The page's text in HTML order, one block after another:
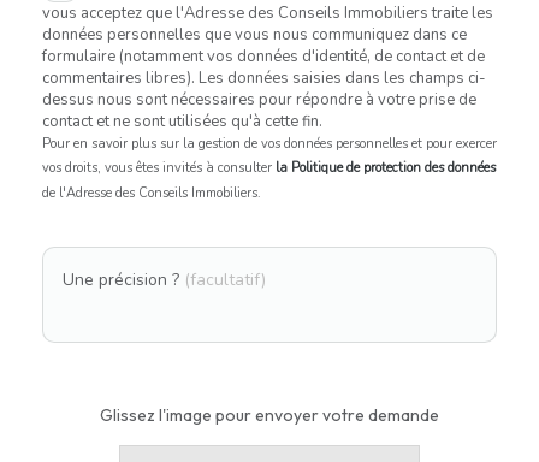
vous acceptez que l'Adresse des Conseils Immobiliers traite les
données personnelles que vous nous communiquez dans ce
formulaire (notamment vos données d'identité, de contact et de
commentaires libres). Les données saisies dans les champs ci-
dessus nous sont nécessaires pour répondre à votre prise de
contact et ne sont utilisées qu'à cette fin.
Pour en savoir plus sur la gestion de vos données personnelles et pour exercer
vos droits, vous êtes invités à consulter la Politique de protection des données
de l'Adresse des Conseils Immobiliers.
Une précision ? (facultatif)
Glissez l'image pour envoyer votre demande